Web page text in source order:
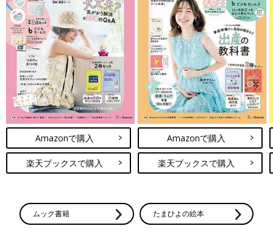
Amazonで購入
楽天ブックスで購入
Amazonで購入
楽天ブックスで購入
ムック書籍 たまひよの絵本